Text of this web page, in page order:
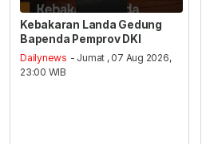
Kebakaran Landa Gedung
Bapenda Pemprov DKI
Dailynews - Jumat , 07 Aug 2026,
23:00 WIB